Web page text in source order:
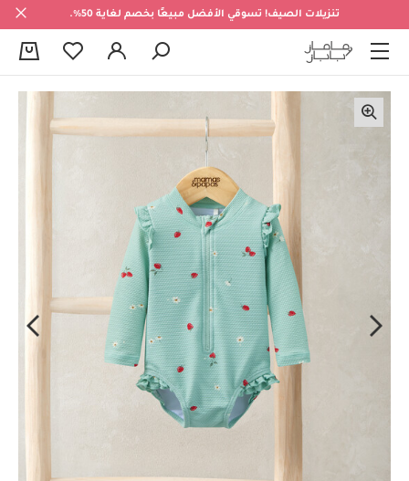
تنزيلات الصيف! تسوقي الأفضل مبيعًا بخصم لغاية 50%.